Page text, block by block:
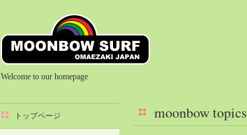
Welcome to our homepage
moonbow topics
トップページ